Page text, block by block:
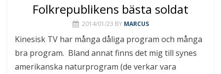
Folkrepublikens bästa soldat
2014/01/23 BY MARCUS
Kinesisk TV har många dåliga program och många
bra program. Bland annat finns det mig till synes
amerikanska naturprogram (de verkar vara